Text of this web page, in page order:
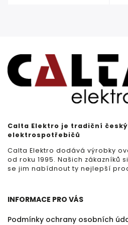
Calta Elektro je tradiční
elektrospotřebičů
Calta Elektro dodává výrobky
od roku 1995. Našich zákazníků
se jim nabídnout ty nejlepší
INFORMACE PRO VÁS
Podmínky ochrany osobních